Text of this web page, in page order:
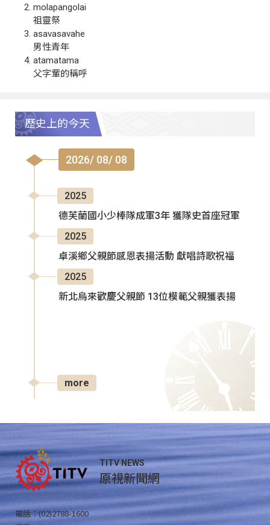
molapangolai
祖靈祭
asavasavahe
男性青年
atamatama
父字輩的稱呼
歷史上的今天
2026/ 08/ 08
2025
德芙蘭國小少棒隊成軍3年 獲隊史首座冠軍
2025
卓溪鄉父親節感恩表揚活動 獻唱詩歌祝福
2025
新北烏來歡慶父親節 13位模範父親獲表揚
more
TITV NEWS
原視新聞網
電話：(02)2788-1600